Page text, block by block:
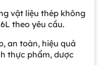
vật liệu thép không
theo yêu cầu.
an toàn, hiệu quả
thực phẩm, dược